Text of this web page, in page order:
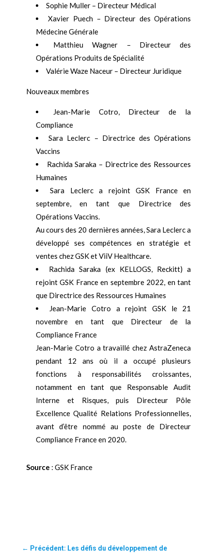
Sophie Muller – Directeur Médical
Xavier Puech – Directeur des Opérations
Médecine Générale
Matthieu Wagner – Directeur des
Opérations Produits de Spécialité
Valérie Waze Naceur – Directeur Juridique
Nouveaux membres
Jean-Marie Cotro, Directeur de la
Compliance
Sara Leclerc – Directrice des Opérations
Vaccins
Rachida Saraka – Directrice des Ressources
Humaines
Sara Leclerc a rejoint GSK France en
septembre, en tant que Directrice des
Opérations Vaccins.
Au cours des 20 dernières années, Sara Leclerc a
développé ses compétences en stratégie et
ventes chez GSK et ViiV Healthcare.
Rachida Saraka (ex KELLOGS, Reckitt) a
rejoint GSK France en septembre 2022, en tant
que Directrice des Ressources Humaines
Jean-Marie Cotro a rejoint GSK le 21
novembre en tant que Directeur de la
Compliance France
Jean-Marie Cotro a travaillé chez AstraZeneca
pendant 12 ans où il a occupé plusieurs
fonctions à responsabilités croissantes,
notamment en tant que Responsable Audit
Interne et Risques, puis Directeur Pôle
Excellence Qualité Relations Professionnelles,
avant d’être nommé au poste de Directeur
Compliance France en 2020.
Source : GSK France
← Précédent: Les défis du développement de